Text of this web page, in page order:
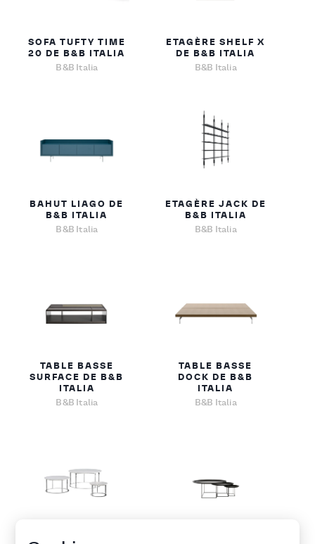
SOFA TUFTY TIME
20 DE B&B ITALIA
B&B Italia
ETAGÈRE SHELF X
DE B&B ITALIA
B&B Italia
BAHUT LIAGO DE
B&B ITALIA
B&B Italia
ETAGÈRE JACK DE
B&B ITALIA
B&B Italia
TABLE BASSE
SURFACE DE B&B
ITALIA
B&B Italia
TABLE BASSE
DOCK DE B&B
ITALIA
B&B Italia
TABLE BASSE